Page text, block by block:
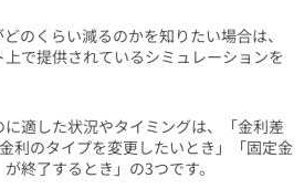
のくらい減るのかを知りたい場合は、
で提供されているシミュレーションを
適した状況やタイミングは、「金利差
利のタイプを変更したいとき」「固定金
終了するとき」の3つです。